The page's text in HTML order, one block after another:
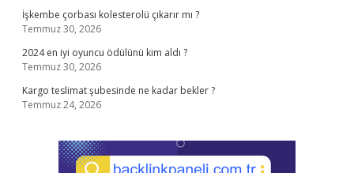
İşkembe çorbası kolesterolü çıkarır mı ?
Temmuz 30, 2026
2024 en iyi oyuncu ödülünü kim aldı ?
Temmuz 30, 2026
Kargo teslimat şubesinde ne kadar bekler ?
Temmuz 24, 2026